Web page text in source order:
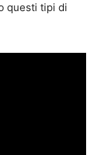
questi tipi di